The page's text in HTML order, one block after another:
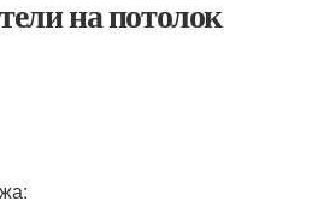
на потолок